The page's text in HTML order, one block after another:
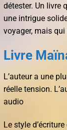
détester. Un livre
une intrigue
voyager, mais
Livre
L’auteur a une
réelle tension.
audio
Le style